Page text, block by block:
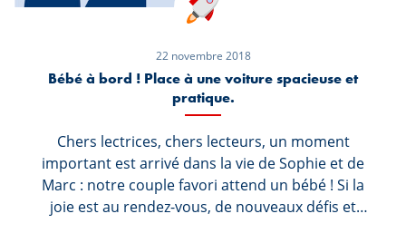
22 novembre 2018
Bébé à bord ! Place à une voiture spacieuse et
pratique.
Chers lectrices, chers lecteurs, un moment
important est arrivé dans la vie de Sophie et de
Marc : notre couple favori attend un bébé ! Si la
joie est au rendez-vous, de nouveaux défis et